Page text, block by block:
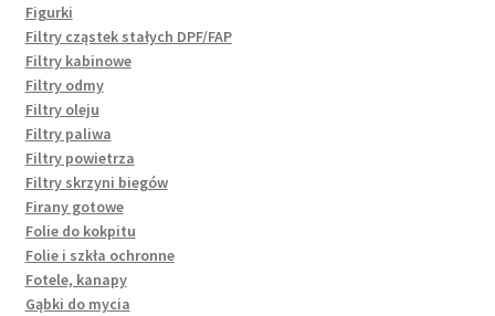
Figurki
Filtry cząstek stałych DPF/FAP
Filtry kabinowe
Filtry odmy
Filtry oleju
Filtry paliwa
Filtry powietrza
Filtry skrzyni biegów
Firany gotowe
Folie do kokpitu
Folie i szkła ochronne
Fotele, kanapy
Gąbki do mycia